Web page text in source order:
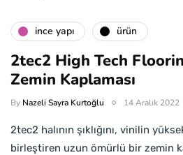
i̇nce yapı ürün
2tec2 High Tech
Zemin Kaplaması
By Nazeli Sayra Kurtoğlu 14 Aralık 2022
2tec2 halının şıklığını, vinilin
birleştiren uzun ömürlü bir zemin